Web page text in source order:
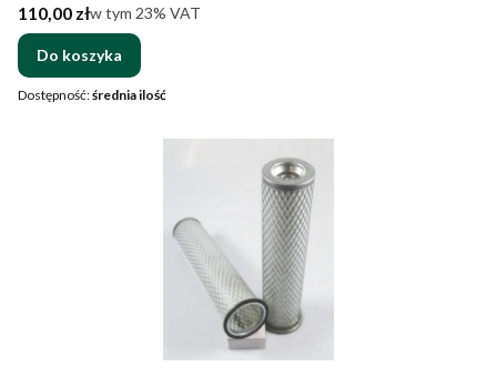
Cena brutto
110,00 złw tym %s VAT
w tym 23% VAT
Do koszyka
Dostępność:średnia ilość